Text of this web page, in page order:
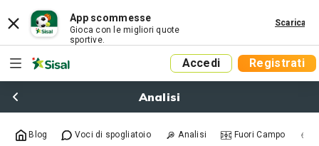
App scommesse
Gioca con le migliori quote
sportive.
Scarica
Accedi Registrati
Analisi
Blog Voci di spogliatoio Analisi Fuori Campo